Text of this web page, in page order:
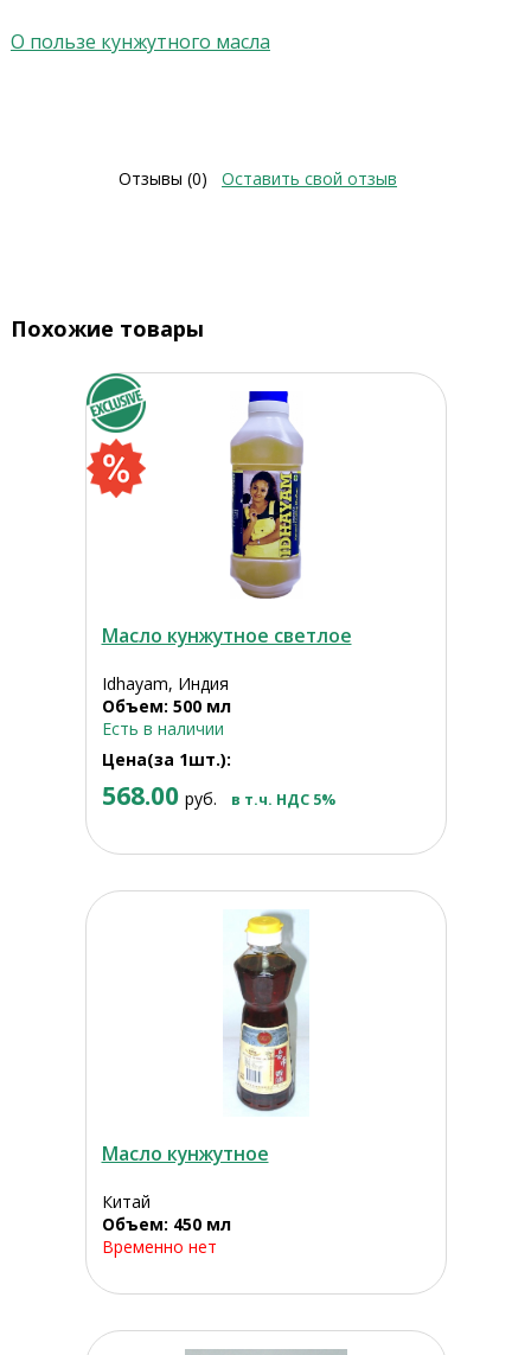
О пользе кунжутного масла
Отзывы (0) Оставить свой отзыв
Похожие товары
Масло кунжутное светлое
Idhayam, Индия
Объем: 500 мл
Есть в наличии
Цена(за 1шт.):
568.00 руб. в т.ч. НДС 5%
Масло кунжутное
Китай
Объем: 450 мл
Временно нет